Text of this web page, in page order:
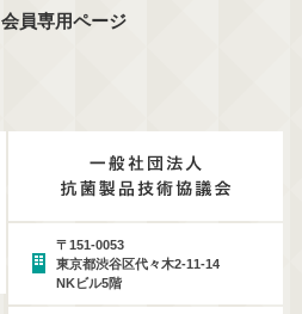
会員専用ページ
〒151-0053
東京都渋谷区代々木2-11-14
NKビル5階